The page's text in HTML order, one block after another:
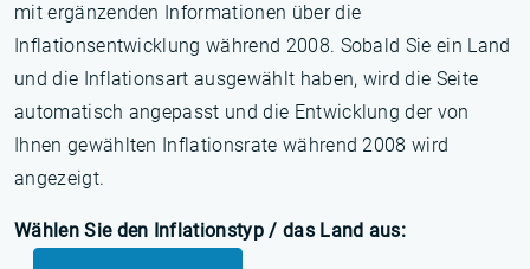
mit ergänzenden Informationen über die
Inflationsentwicklung während 2008. Sobald Sie ein Land
und die Inflationsart ausgewählt haben, wird die Seite
automatisch angepasst und die Entwicklung der von
Ihnen gewählten Inflationsrate während 2008 wird
angezeigt.
Wählen Sie den Inflationstyp / das Land aus: